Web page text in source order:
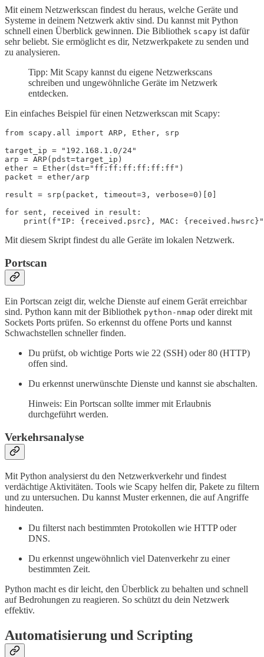
Mit einem Netzwerkscan findest du heraus, welche Geräte und
Systeme in deinem Netzwerk aktiv sind. Du kannst mit Python
schnell einen Überblick gewinnen. Die Bibliothek scapy ist dafür
sehr beliebt. Sie ermöglicht es dir, Netzwerkpakete zu senden und
zu analysieren.
Tipp: Mit Scapy kannst du eigene Netzwerkscans
schreiben und ungewöhnliche Geräte im Netzwerk
entdecken.
Ein einfaches Beispiel für einen Netzwerkscan mit Scapy:
from scapy.all import ARP, Ether, srp
target_ip = "192.168.1.0/24"
arp = ARP(pdst=target_ip)
ether = Ether(dst="ff:ff:ff:ff:ff:ff")
packet = ether/arp
result = srp(packet, timeout=3, verbose=0)[0]
for sent, received in result:
Mit diesem Skript findest du alle Geräte im lokalen Netzwerk.
Portscan
Ein Portscan zeigt dir, welche Dienste auf einem Gerät erreichbar
sind. Python kann mit der Bibliothek python-nmap oder direkt mit
Sockets Ports prüfen. So erkennst du offene Ports und kannst
Schwachstellen schneller finden.
Du prüfst, ob wichtige Ports wie 22 (SSH) oder 80 (HTTP)
offen sind.
Du erkennst unerwünschte Dienste und kannst sie abschalten.
Hinweis: Ein Portscan sollte immer mit Erlaubnis
durchgeführt werden.
Verkehrsanalyse
Mit Python analysierst du den Netzwerkverkehr und findest
verdächtige Aktivitäten. Tools wie Scapy helfen dir, Pakete zu filtern
und zu untersuchen. Du kannst Muster erkennen, die auf Angriffe
hindeuten.
Du filterst nach bestimmten Protokollen wie HTTP oder
DNS.
Du erkennst ungewöhnlich viel Datenverkehr zu einer
bestimmten Zeit.
Python macht es dir leicht, den Überblick zu behalten und schnell
auf Bedrohungen zu reagieren. So schützt du dein Netzwerk
effektiv.
Automatisierung und Scripting